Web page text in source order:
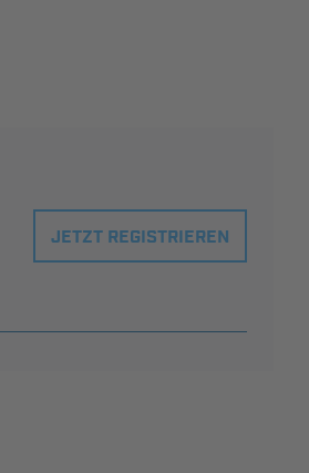
JETZT REGISTRIEREN